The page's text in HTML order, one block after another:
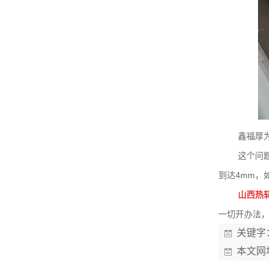
鑫福厚
这个问
到达4mm，
山西热
一切开办法
关键字
本文网